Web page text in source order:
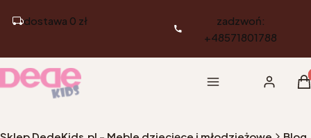
dostawa 0 zł
zadzwoń:
+48571801788
Menu Zaloguj się